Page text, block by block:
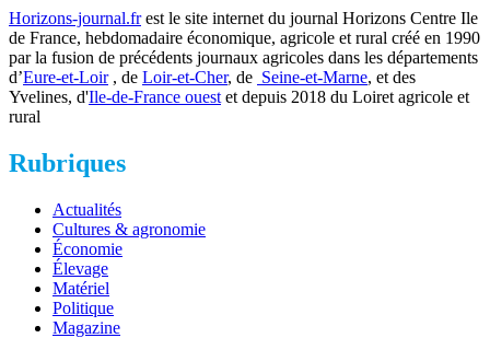
Horizons-journal.frest le site internet du journal Horizons Centre Ile
de France, hebdomadaire économique, agricole et rural créé en 1990
par la fusion de précédents journaux agricoles dans les départements
d’Eure-et-Loir, de Loir-et-Cher, de Seine-et-Marne, et des
Yvelines, d'Ile-de-France ouest et depuis 2018 du Loiret agricole et
rural
Rubriques
Actualités
Cultures & agronomie
Économie
Élevage
Matériel
Politique
Magazine